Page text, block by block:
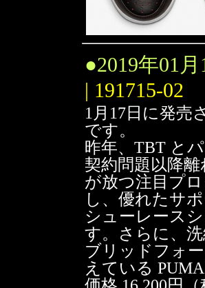
●2019年01
| 191715-02
1月17日に発売
です。
昨年、TBT と
契約問題以降
が放つ注目プ
し、優れたサ
シューレース
す。さらに、
ブリッドフォ
えている